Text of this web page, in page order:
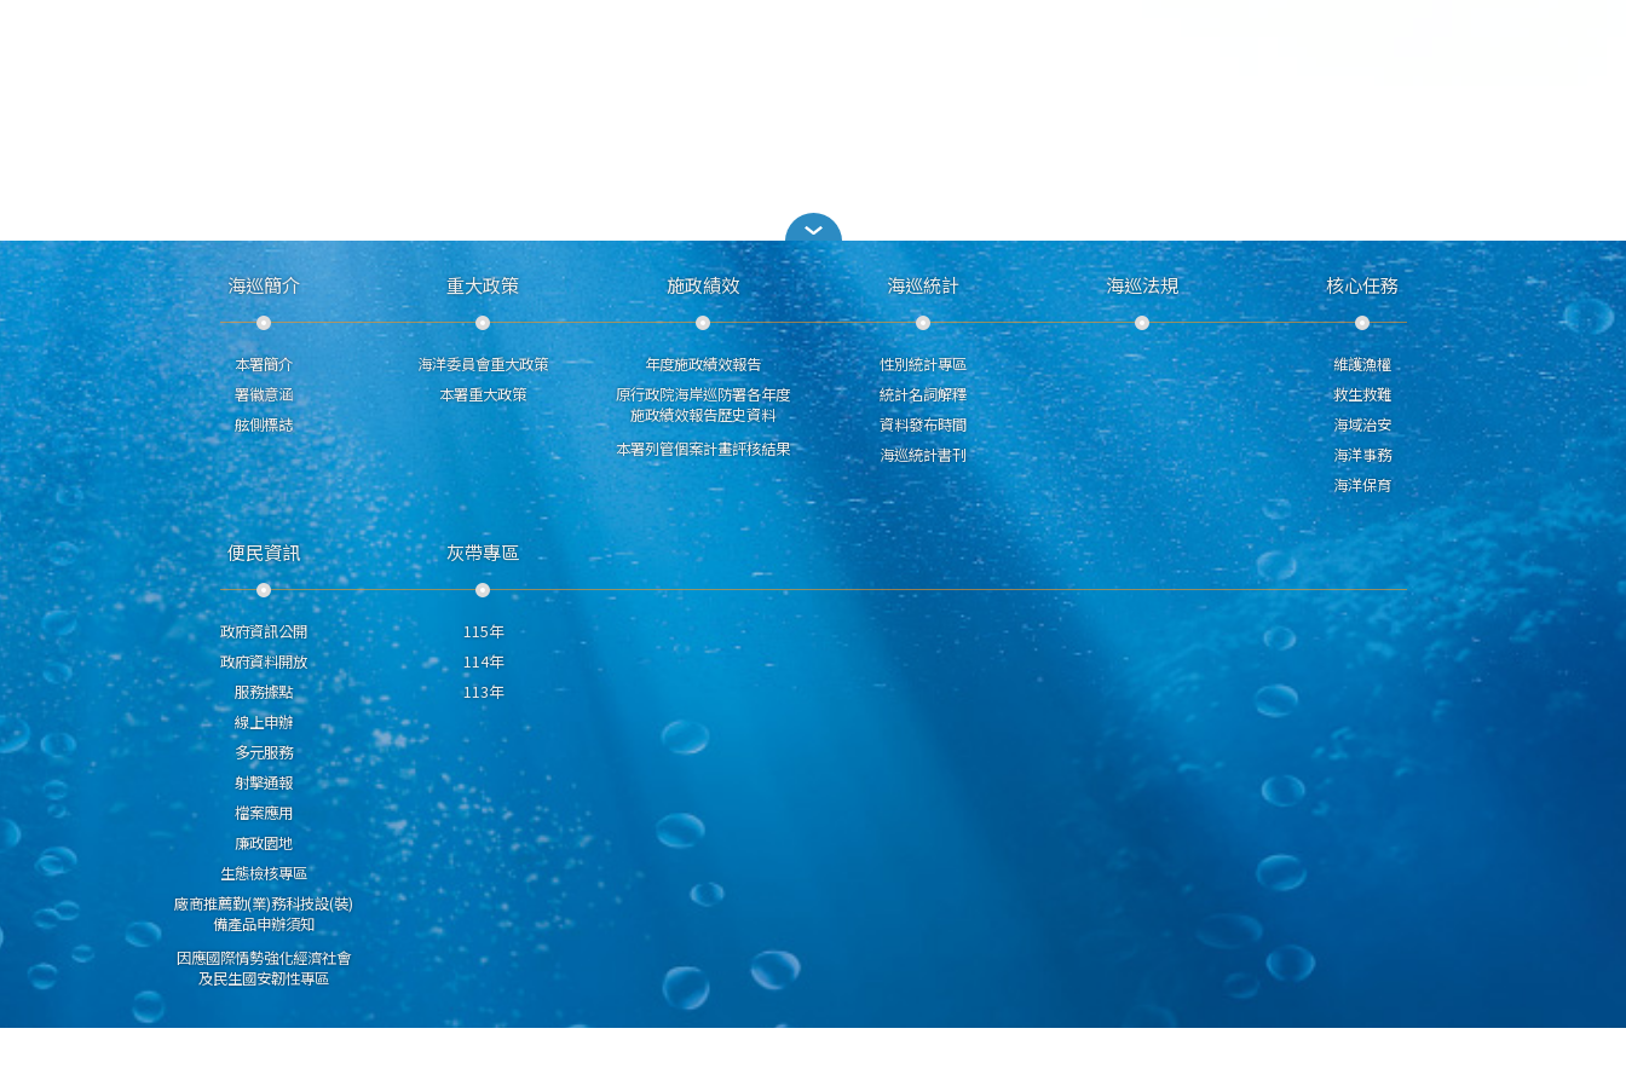
海巡簡介
本署簡介
署徽意涵
舷側標誌
重大政策
海洋委員會重大政策
本署重大政策
施政績效
年度施政績效報告
原行政院海岸巡防署各年度
施政績效報告歷史資料
本署列管個案計畫評核結果
海巡統計
性別統計專區
統計名詞解釋
資料發布時間
海巡統計書刊
海巡法規 核心任務
維護漁權
救生救難
海域治安
海洋事務
海洋保育
便民資訊
政府資訊公開
政府資料開放
服務據點
線上申辦
多元服務
射擊通報
檔案應用
廉政園地
生態檢核專區
廠商推薦勤(業)務科技設(裝)
備產品申辦須知
因應國際情勢強化經濟社會
及民生國安韌性專區
灰帶專區
115年
114年
113年